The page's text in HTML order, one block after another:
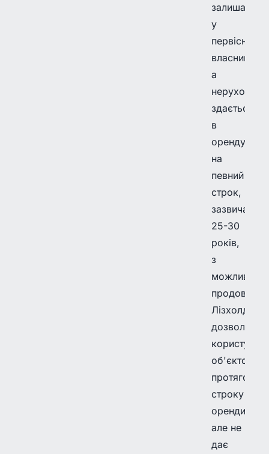
у
первісного
власника,
а
нерухомість
здається
в
оренду
на
певний
строк,
зазвичай
25-30
років,
з
можливістю
Лізхолд
дозволяє
об'єктом
протягом
строку
оренди,
але не
дає